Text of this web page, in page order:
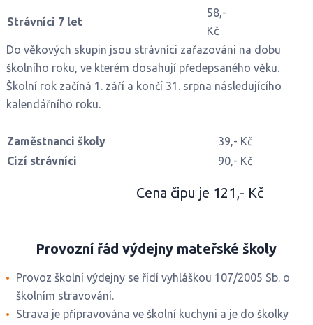
Strávníci 7 let
58,-
Kč
Do věkových skupin jsou strávníci zařazováni na dobu
školního roku, ve kterém dosahují předepsaného věku.
Školní rok začíná 1. září a končí 31. srpna následujícího
kalendářního roku.
Zaměstnanci školy
39,- Kč
Cizí strávníci
90,- Kč
Cena čipu je 121,- Kč
Provozní řád výdejny mateřské školy
Provoz školní výdejny se řídí vyhláškou 107/2005 Sb. o
školním stravování.
Strava je připravována ve školní kuchyni a je do školky